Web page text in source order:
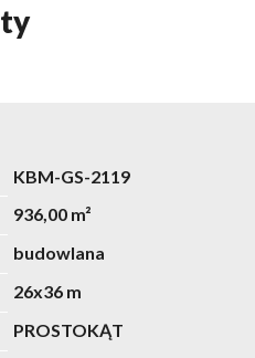
KBM-GS-2119
936,00 m²
budowlana
26x36 m
PROSTOKĄT